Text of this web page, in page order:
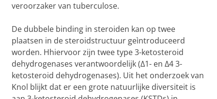
veroorzaker van tuberculose.
De dubbele binding in steroiden kan op twee
plaatsen in de steroidstructuur geìntroduceerd
worden. Hhiervoor zijn twee type 3-ketosteroid
dehydrogenases verantwoordelijk (∆1- en ∆4 3-
ketosteroid dehydrogenases). Uit het onderzoek van
Knol blijkt dat er een grote natuurlijke diversiteit is